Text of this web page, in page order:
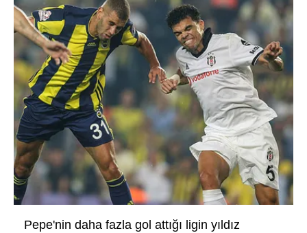
Pepe'nin daha fazla gol attığı ligin yıldız